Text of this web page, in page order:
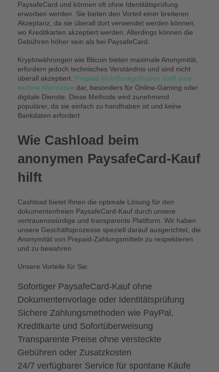
PaysafeCard und können oft ohne Identitätsprüfung
erworben werden. Sie bieten den Vorteil einer breiteren
Akzeptanz, da sie überall dort verwendet werden können,
wo Kreditkarten akzeptiert werden. Allerdings können die
Gebühren höher sein als bei PaysafeCard.
Kryptowährungen wie Bitcoin bieten maximale Anonymität,
erfordern jedoch technisches Verständnis und sind nicht
überall akzeptiert. Prepaid-Mobilfunkguthaben stellt eine
weitere Alternative dar, besonders für Online-Gaming oder
digitale Dienste. Diese Methode wird zunehmend
populärer, da sie einfach zu handhaben ist und keine
Bankdaten erfordert.
Wie Cashload beim
anonymen PaysafeCard-Kauf
hilft
Cashload bietet Ihnen die optimale Lösung für den
dokumentenfreien PaysafeCard-Kauf durch unsere
vertrauenswürdige und transparente Plattform. Wir haben
unsere Geschäftsprozesse speziell darauf ausgerichtet, die
Anonymität von Prepaid-Zahlungsmitteln zu respektieren
und zu bewahren.
Unsere Vorteile für Sie:
Sofortiger PaysafeCard-Kauf ohne
Dokumentenvorlage oder Identitätsprüfung
Sichere Zahlungsmethoden wie PayPal,
Kreditkarte und Sofortüberweisung
Transparente Preise ohne versteckte
Gebühren oder Zusatzkosten
24/7 verfügbarer Service für spontane Käufe